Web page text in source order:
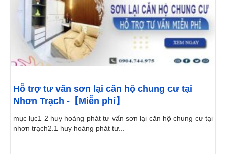
Hỗ trợ tư vấn sơn lại căn hộ chung cư tại
Nhơn Trạch -【Miễn phí】
mục lục1 2 huy hoàng phát tư vấn sơn lại căn hộ chung cư tại
nhơn trạch2.1 huy hoàng phát tư...